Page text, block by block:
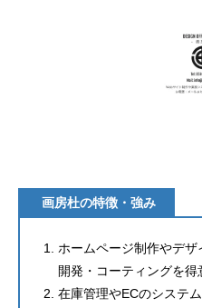
画房杜の特徴・強み
ホームページ制作やデ
開発・コーティングを得
在庫管理やECのシステ